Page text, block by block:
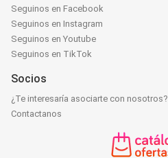
Seguinos en Facebook
Seguinos en Instagram
Seguinos en Youtube
Seguinos en TikTok
Socios
¿Te interesaría asociarte con nosotros?
Contactanos